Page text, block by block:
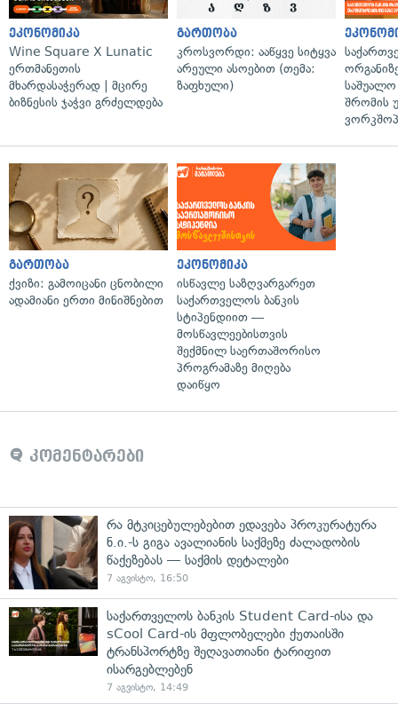
ეკონომიკა
Wine Square X Lunatic
ერთმანეთის
მხარდასაჭერად | მცირე
ბიზნესის ჯაჭვი გრძელდება
გართობა
კროსვორდი: ააწყვე სიტყვა
არეული ასოებით (თემა:
ზაფხული)
საშუალო
შრომის
გართობა
ქვიზი: გამოიცანი ცნობილი
ადამიანი ერთი მინიშნებით
ეკონომიკა
ისწავლე საზღვარგარეთ
საქართველოს ბანკის
სტიპენდიით —
მოსწავლეებისთვის
შექმნილ საერთაშორისო
პროგრამაზე მიღება
დაიწყო
კომენტარები
რა მტკიცებულებებით ედავება პროკურატურა
ნ.ი.-ს გიგა ავალიანის საქმეზე ძალადობის
წაქეზებას — საქმის დეტალები
7 აგვისტო, 16:50
საქართველოს ბანკის Student Card-ისა და
sCool Card-ის მფლობელები ქუთაისში
ტრანსპორტზე შეღავათიანი ტარიფით
ისარგებლებენ
7 აგვისტო, 14:49